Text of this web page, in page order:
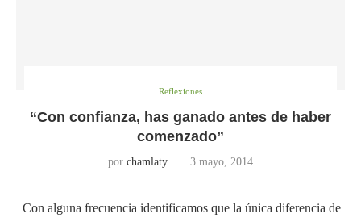
Reflexiones
“Con confianza, has ganado antes de haber
comenzado”
por chamlaty 3 mayo, 2014
Con alguna frecuencia identificamos que la única diferencia de